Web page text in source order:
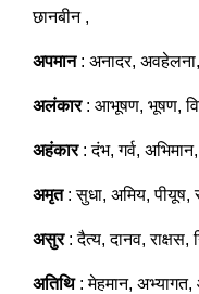
छानबीन ,
अपमान: अनादर, अवहेलना,
अलंकार: आभूषण, भूषण,
अहंकार: दंभ, गर्व,
अमृत: सुधा, अमिय, पीयूष,
असुर: दैत्य, दानव,
अतिथि: मेहमान, अभ्यागत,